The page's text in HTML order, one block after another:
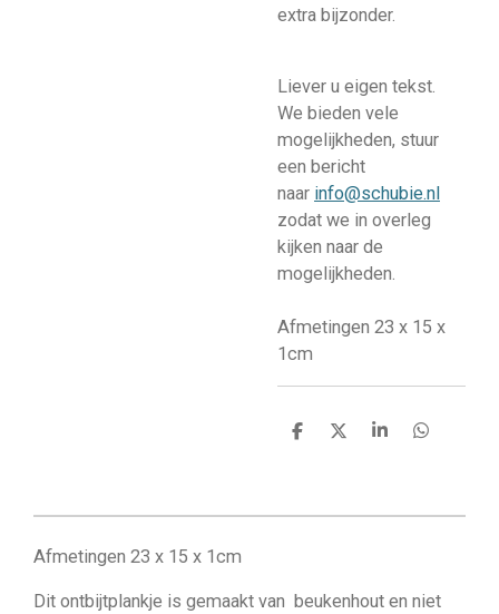
extra bijzonder.
Liever u eigen tekst.
We bieden vele
mogelijkheden, stuur
een bericht
naar info@schubie.nl
zodat we in overleg
kijken naar de
mogelijkheden.
Afmetingen 23 x 15 x
1cm
D
n
D
S
e
D
n
Afmetingen 23 x 15 x 1cm
Dit ontbijtplankje is gemaakt van beukenhout en niet